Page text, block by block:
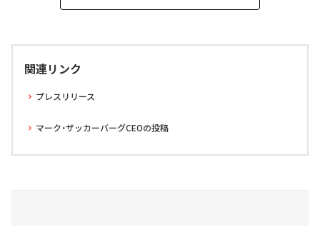
関連リンク
プレスリリース
マーク・ザッカーバーグCEOの投稿